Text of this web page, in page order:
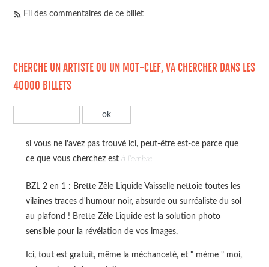
Fil des commentaires de ce billet
CHERCHE UN ARTISTE OU UN MOT-CLEF, VA CHERCHER DANS LES
40000 BILLETS
si vous ne l'avez pas trouvé ici, peut-être est-ce parce que
ce que vous cherchez est à l'ombre
BZL 2 en 1 : Brette Zèle Liquide Vaisselle nettoie toutes les
vilaines traces d'humour noir, absurde ou surréaliste du sol
au plafond ! Brette Zèle Liquide est la solution photo
sensible pour la révélation de vos images.
Ici, tout est gratuit, même la méchanceté, et " mème " moi,